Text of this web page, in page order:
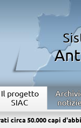
Il progetto
SIAC
circa 50.000 capi